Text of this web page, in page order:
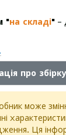
"на складі" –
про
може
Ця